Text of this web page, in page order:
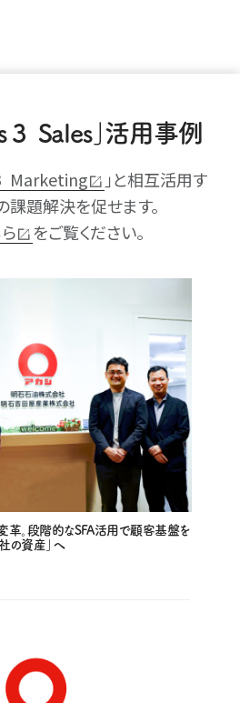
3 Sales｣活用事例
Marketing
｣と相互活用す
課題解決を促せます。
をご覧ください。
。段階的なSFA活用で顧客基盤を
の資産」へ